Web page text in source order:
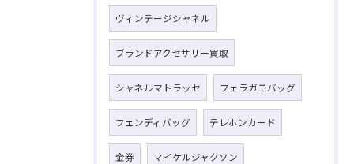
ヴィンテージシャネル
ブランドアクセサリー買取
シャネルマトラッセ フェラガモバッグ
フェンディバッグ テレホンカード
金券 マイケルジャクソン